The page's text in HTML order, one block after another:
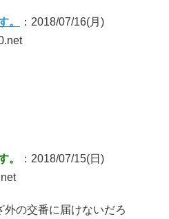
。
：2018/07/16(月)
。
：2018/07/15(日)
の交番に届けないだろ